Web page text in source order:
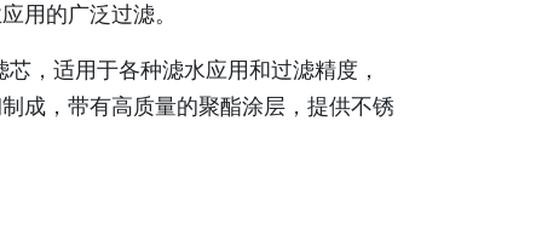
用的广泛过滤。
，适用于各种滤水应用和过滤精度，
成，带有高质量的聚酯涂层，提供不锈